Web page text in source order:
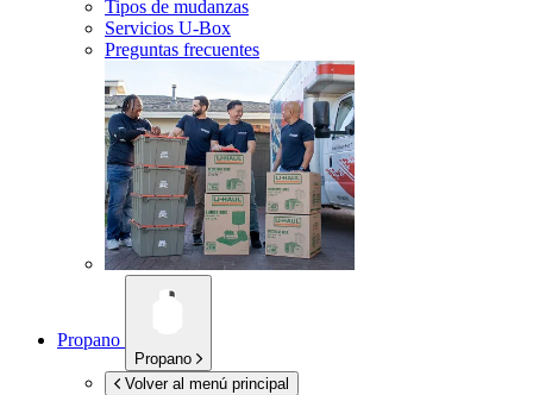
Tipos de mudanzas
Servicios U-Box
Preguntas frecuentes
Propano
Propano
Volver al menú principal